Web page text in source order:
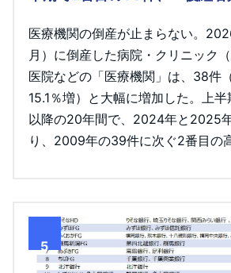
医療機関の倒産が止まらない。
月）に倒産した病院・クリニック
医院などの「医療機関」は、38件
15.1％増）と大幅に増加した。上
以降の20年間で、2024年と2025
り、2009年の39件に次ぐ2番目の
5